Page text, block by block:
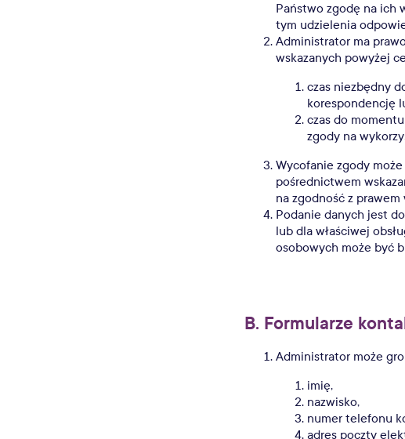
Państwo zgodę na ich
tym udzielenia
Administrator ma
wskazanych powyżej
czas niezbędny
korespondencję
czas do
zgody na
Wycofanie zgody
pośrednictwem
na zgodność z
Podanie danych jest
lub dla właściwej
osobowych może być
B. Formularze
Administrator może
imię,
nazwisko,
numer telefonu
adres poczty